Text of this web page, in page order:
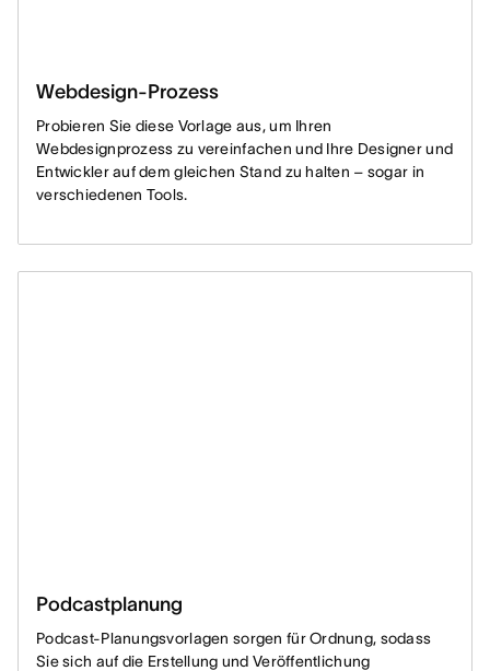
Webdesign-Prozess
Probieren Sie diese Vorlage aus, um Ihren
Webdesignprozess zu vereinfachen und Ihre Designer und
Entwickler auf dem gleichen Stand zu halten – sogar in
verschiedenen Tools.
Podcastplanung
Podcast-Planungsvorlagen sorgen für Ordnung, sodass
Sie sich auf die Erstellung und Veröffentlichung